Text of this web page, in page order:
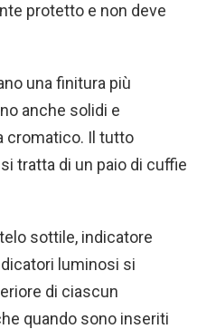
protetto e non deve
una finitura più
anche solidi e
cromatico. Il tutto
tratta di un paio di cuffie
sottile, indicatore
luminosi si
di ciascun
quando sono inseriti